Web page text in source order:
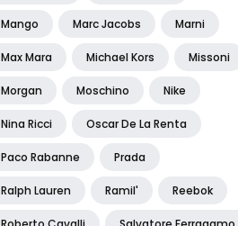
Mango Marc Jacobs Marni
Max Mara Michael Kors Missoni
Morgan Moschino Nike
Nina Ricci Oscar De La Renta
Paco Rabanne Prada
Ralph Lauren Ramil' Reebok